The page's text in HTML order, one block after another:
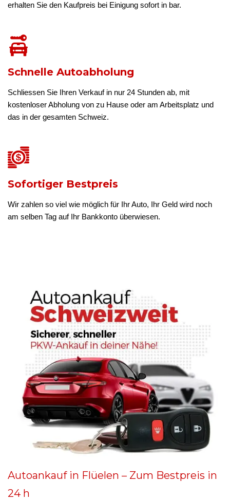
erhalten Sie den Kaufpreis bei Einigung sofort in bar.
Schnelle Autoabholung
Schliessen Sie Ihren Verkauf in nur 24 Stunden ab, mit
kostenloser Abholung von zu Hause oder am Arbeitsplatz und
das in der gesamten Schweiz.
Sofortiger Bestpreis
Wir zahlen so viel wie möglich für Ihr Auto, Ihr Geld wird noch
am selben Tag auf Ihr Bankkonto überwiesen.
Autoankauf in Flüelen – Zum Bestpreis in
24 h